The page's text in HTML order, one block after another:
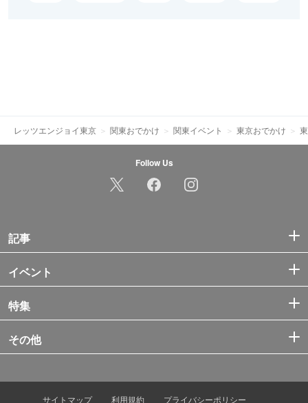
レッツエンジョイ東京 関東おでかけ 関東イベント 東京おでかけ
Follow Us
記事
イベント
特集
その他
サイトマップ 利用規約 プライバシーポリシー